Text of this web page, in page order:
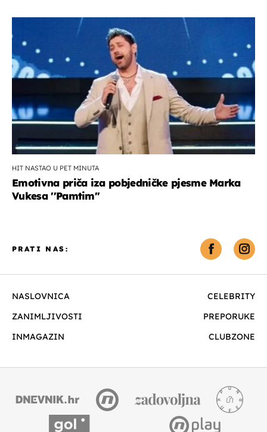
HIT NASTAO U PET MINUTA
Emotivna priča iza pobjedničke pjesme Marka
Vukesa ''Pamtim''
NASLOVNICA
CELEBRITY
ZANIMLJIVOSTI
PREPORUKE
INMAGAZIN
CLUBZONE
PRATI NAS: